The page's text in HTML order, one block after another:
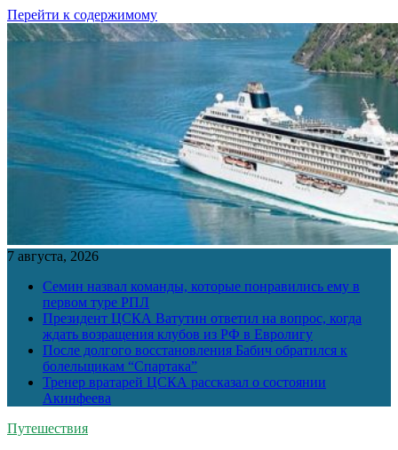
Перейти к содержимому
7 августа, 2026
Семин назвал команды, которые понравились ему в
первом туре РПЛ
Президент ЦСКА Ватутин ответил на вопрос, когда
ждать возращения клубов из РФ в Евролигу
После долгого восстановления Бабич обратился к
болельщикам “Спартака”
Тренер вратарей ЦСКА рассказал о состоянии
Акинфеева
Путешествия